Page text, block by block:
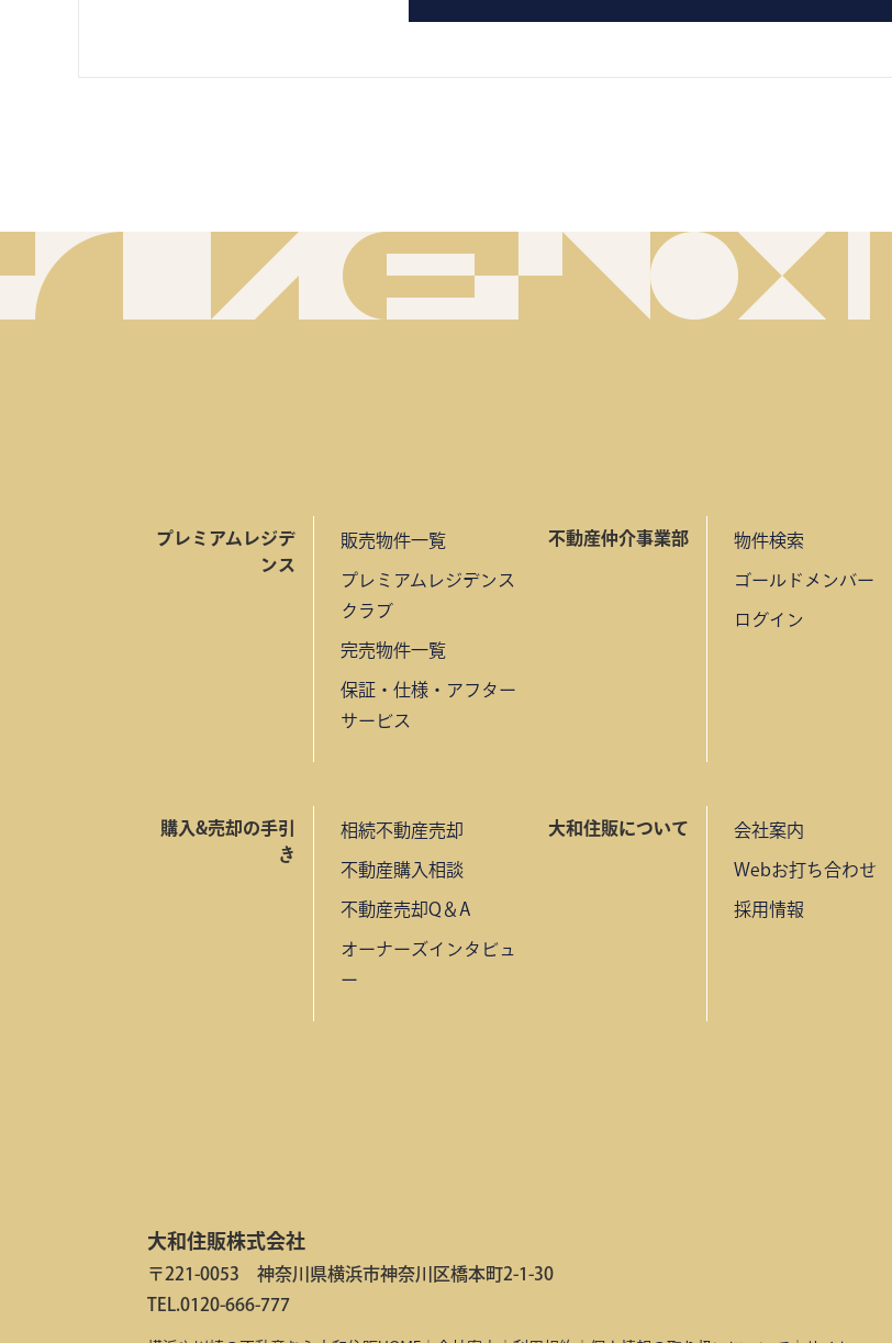
プレミアムレジデ
ンス
販売物件一覧
プレミアムレジデンス
クラブ
完売物件一覧
保証・仕様・アフター
サービス
不動産仲介事業部 物件検索
ゴールドメンバー
ログイン
購入&売却の手引
き
相続不動産売却
不動産購入相談
不動産売却Q＆A
オーナーズインタビュ
ー
大和住販について 会社案内
Webお打ち合わせ
採用情報
大和住販株式会社
〒221-0053 神奈川県横浜市神奈川区橋本町2-1-30
TEL.0120-666-777